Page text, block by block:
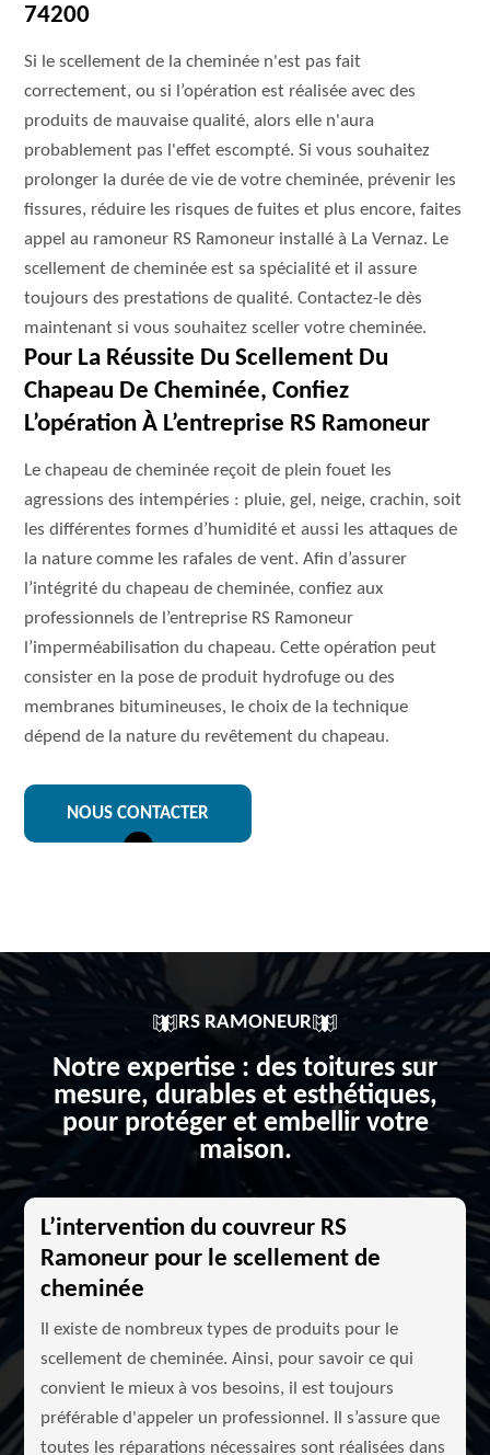
74200
Si le scellement de la cheminée n'est pas fait
correctement, ou si l’opération est réalisée avec des
produits de mauvaise qualité, alors elle n'aura
probablement pas l'effet escompté. Si vous souhaitez
prolonger la durée de vie de votre cheminée, prévenir les
fissures, réduire les risques de fuites et plus encore, faites
appel au ramoneur RS Ramoneur installé à La Vernaz. Le
scellement de cheminée est sa spécialité et il assure
toujours des prestations de qualité. Contactez-le dès
maintenant si vous souhaitez sceller votre cheminée.
Pour La Réussite Du Scellement Du
Chapeau De Cheminée, Confiez
L’opération À L’entreprise RS Ramoneur
Le chapeau de cheminée reçoit de plein fouet les
agressions des intempéries : pluie, gel, neige, crachin, soit
les différentes formes d’humidité et aussi les attaques de
la nature comme les rafales de vent. Afin d’assurer
l’intégrité du chapeau de cheminée, confiez aux
professionnels de l’entreprise RS Ramoneur
l’imperméabilisation du chapeau. Cette opération peut
consister en la pose de produit hydrofuge ou des
membranes bitumineuses, le choix de la technique
dépend de la nature du revêtement du chapeau.
NOUS CONTACTER
RS RAMONEUR
Notre expertise : des toitures sur
mesure, durables et esthétiques,
pour protéger et embellir votre
maison.
L’intervention du couvreur RS
Ramoneur pour le scellement de
cheminée
Il existe de nombreux types de produits pour le
scellement de cheminée. Ainsi, pour savoir ce qui
convient le mieux à vos besoins, il est toujours
préférable d'appeler un professionnel. Il s’assure que
toutes les réparations nécessaires sont réalisées dans